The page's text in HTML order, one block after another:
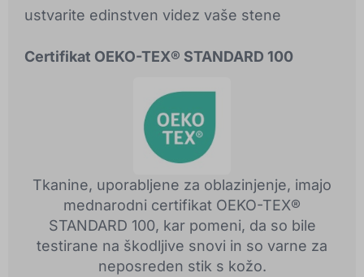
ustvarite edinstven videz vaše stene
Certifikat OEKO-TEX® STANDARD 100
Tkanine, uporabljene za oblazinjenje, imajo
mednarodni certifikat OEKO-TEX®
STANDARD 100, kar pomeni, da so bile
testirane na škodljive snovi in so varne za
neposreden stik s kožo.